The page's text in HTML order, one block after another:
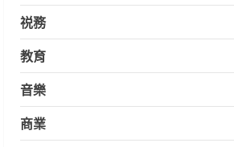
祱務
教育
音樂
商業